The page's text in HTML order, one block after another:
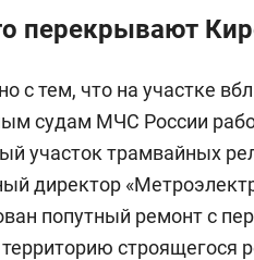
перекрывают
с тем, что на участке
судам МЧС России
участок трамвайных
директор
попутный ремонт с
строящегося